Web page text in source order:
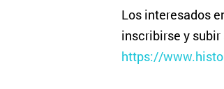
Los interesados
inscribirse y
https://